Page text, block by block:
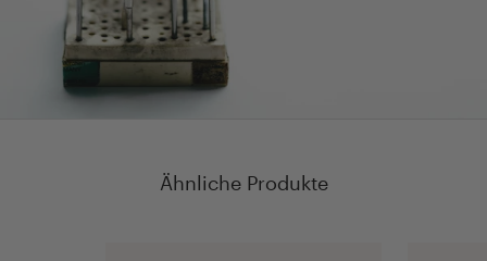
Ähnliche Produkte